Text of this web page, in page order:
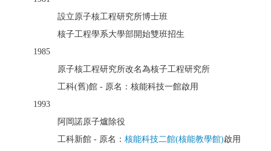
設立原子核工程研究所博士班
核子工程學系大學部開始雙班招生
1985
原子核工程研究所改名為核子工程研究所
工科(舊)館 - 原名：核能科技一館啟用
1993
阿岡諾原子爐除役
工科新館 - 原名： 核能科技二館(核能教學館)啟用